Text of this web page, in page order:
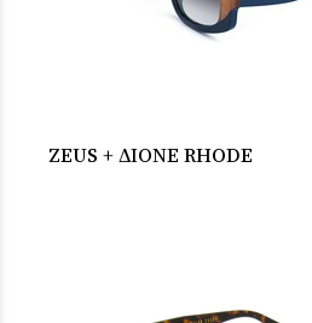
ZEUS + ΔΙΟΝΕ RHODE